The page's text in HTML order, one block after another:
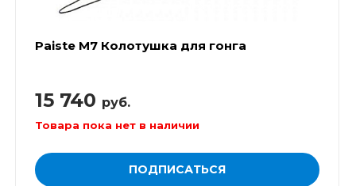
Paiste М7 Колотушка для гонга
15 740 руб.
Товара пока нет в наличии
ПОДПИСАТЬСЯ